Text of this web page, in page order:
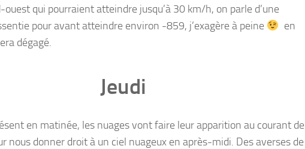
ouest qui pourraient atteindre jusqu’à 30 km/h, on parle d’une
pour avant atteindre environ -859, j’exagère à peine
en
dégagé.
Jeudi
en matinée, les nuages vont faire leur apparition au courant de
nous donner droit à un ciel nuageux en après-midi. Des averses de